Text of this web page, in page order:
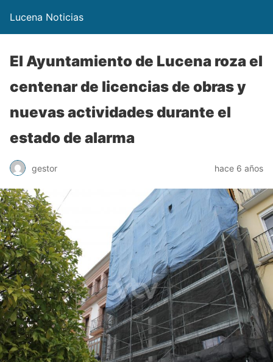
Lucena Noticias
El Ayuntamiento de Lucena roza el
centenar de licencias de obras y
nuevas actividades durante el
estado de alarma
gestor hace 6 años